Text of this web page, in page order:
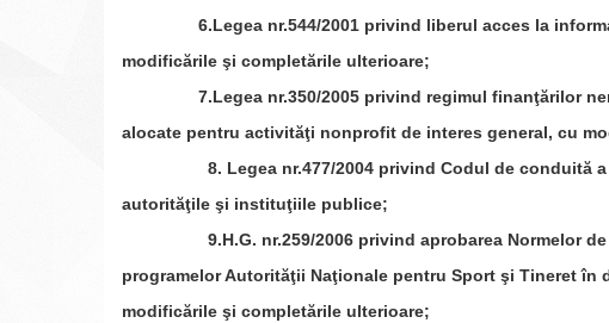
6.Legea nr.544/2001 privind liberul acces la
modificările şi completările ulterioare;
7.Legea nr.350/2005 privind regimul finanţărilor
alocate pentru activităţi nonprofit de interes general, cu
8. Legea nr.477/2004 privind Codul de conduită a
autorităţile şi instituţiile publice;
9.H.G. nr.259/2006 privind aprobarea Normelor de
programelor Autorităţii Naţionale pentru Sport şi Tineret în
modificările şi completările ulterioare;